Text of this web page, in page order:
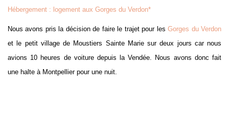
Hébergement : logement aux Gorges du Verdon*
Nous avons pris la décision de faire le trajet pour lesGorges du Verdon
et le petit village de Moustiers Sainte Marie sur deux jours car nous
avions 10 heures de voiture depuis la Vendée. Nous avons donc fait
une halte à Montpellier pour une nuit.